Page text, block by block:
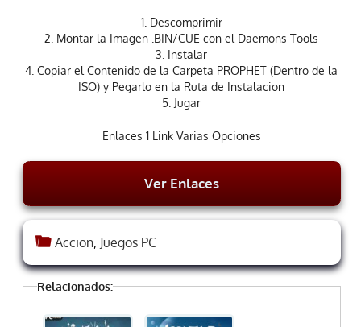
1. Descomprimir
2. Montar la Imagen .BIN/CUE con el Daemons Tools
3. Instalar
4. Copiar el Contenido de la Carpeta PROPHET (Dentro de la
ISO) y Pegarlo en la Ruta de Instalacion
5. Jugar
Enlaces 1 Link Varias Opciones
Ver Enlaces
Accion, Juegos PC
Relacionados: